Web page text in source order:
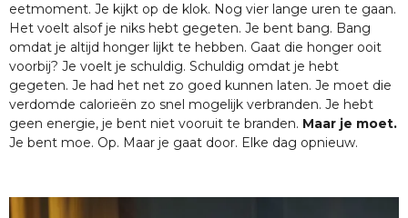
eetmoment. Je kijkt op de klok. Nog vier lange uren te gaan.
Het voelt alsof je niks hebt gegeten. Je bent bang. Bang
omdat je altijd honger lijkt te hebben. Gaat die honger ooit
voorbij? Je voelt je schuldig. Schuldig omdat je hebt
gegeten. Je had het net zo goed kunnen laten. Je moet die
verdomde calorieën zo snel mogelijk verbranden. Je hebt
geen energie, je bent niet vooruit te branden. Maar je moet.
Je bent moe. Op. Maar je gaat door. Elke dag opnieuw.